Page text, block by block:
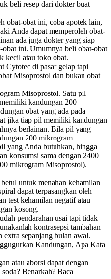
beli resep dari dokter buat
obat-obat ini, coba apotek lain,
Anda dapat memperoleh obat-
ada juga dokter yang siap
obat ini. Umumnya beli obat-obat
kecil atau toko obat.
Cytotec di pasar gelap tapi
Misoprostol dan bukan obat
Misoprostol. Satu pil
kandungan 200
obat yang ada pada
jika tiap pil memiliki kandungan
berlainan. Bila pil yang
200 mikrogram
yang Anda butuhkan, hingga
konsumsi sama dengan 2400
mikrogram Misoprostol).
untuk menahan kehamilan
dapat terpasangkan oleh
test kehamilan negatif atau
kosong.
pendarahan usai tapi tidak
kontrasepsi tambahan
sepanjang bulan awal.
Kandungan, Apa Kata
atau aborsi dapat dengan
Benarkah? Baca